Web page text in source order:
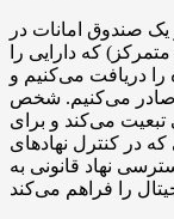
یک صندوق امانات در
که دارایی را
را دریافت می‌کنیم و
صادر می‌کنیم. شخص
تبعیت می‌کند و برای
که در کنترل نهادهای
نهاد قانونی به